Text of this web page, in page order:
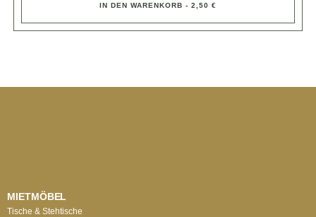
IN DEN WARENKORB - 2,50 €
MIETMÖBEL
Tische & Stehtische